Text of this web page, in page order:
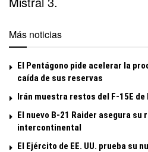
Más noticias
El Pentágono pide acelerar la
caída de sus reservas
Irán muestra restos del F-15E de
El nuevo B-21 Raider asegura su
intercontinental
El Ejército de EE. UU. prueba su